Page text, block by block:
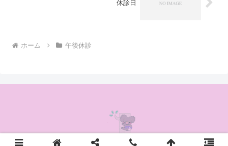
休診日
ホーム 午後休診
© 2020 かんの耳鼻咽喉科クリニック.